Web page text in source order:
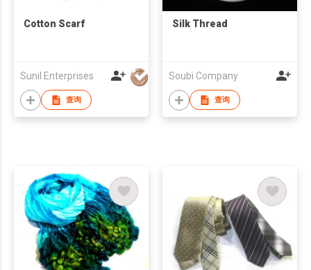
Cotton Scarf
Sunil Enterprises
查询
Silk Thread
Soubi Company
查询